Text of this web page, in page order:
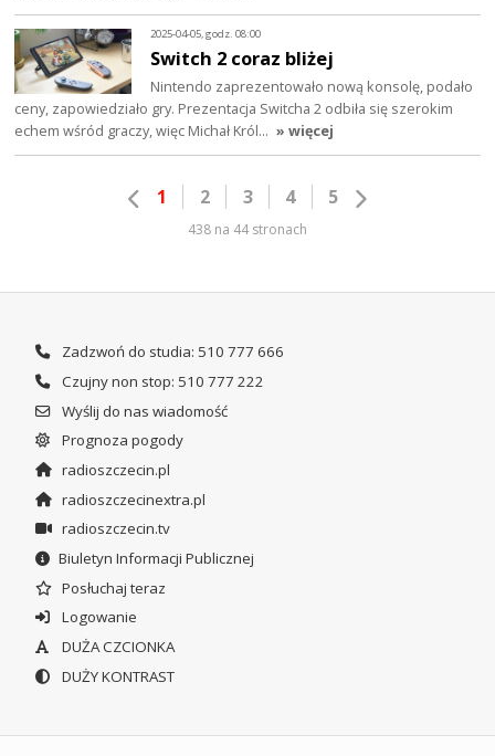
2025-04-05, godz. 08:00
Switch 2 coraz bliżej
Nintendo zaprezentowało nową konsolę, podało
ceny, zapowiedziało gry. Prezentacja Switcha 2 odbiła się szerokim
echem wśród graczy, więc Michał Król… » więcej
1 2 3 4 5
438 na 44 stronach
Zadzwoń do studia: 510 777 666
Czujny non stop: 510 777 222
Wyślij do nas wiadomość
Prognoza pogody
radioszczecin.pl
radioszczecinextra.pl
radioszczecin.tv
Biuletyn Informacji Publicznej
Posłuchaj teraz
Logowanie
DUŻA CZCIONKA
DUŻY KONTRAST